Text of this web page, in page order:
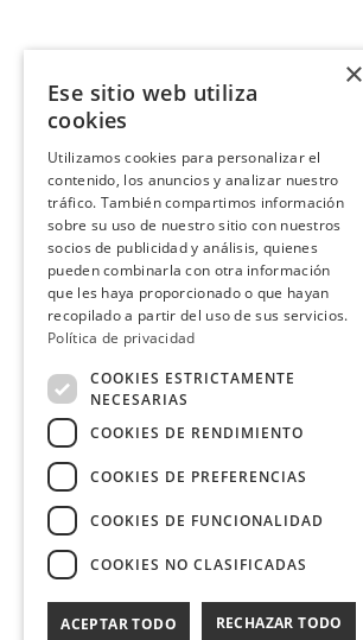
×
Ese sitio web utiliza
cookies
Utilizamos cookies para personalizar el
contenido, los anuncios y analizar nuestro
tráfico. También compartimos información
sobre su uso de nuestro sitio con nuestros
socios de publicidad y análisis, quienes
pueden combinarla con otra información
que les haya proporcionado o que hayan
recopilado a partir del uso de sus servicios.
Política de privacidad
COOKIES ESTRICTAMENTE
NECESARIAS
COOKIES DE RENDIMIENTO
COOKIES DE PREFERENCIAS
COOKIES DE FUNCIONALIDAD
COOKIES NO CLASIFICADAS
ACEPTAR TODO RECHAZAR TODO